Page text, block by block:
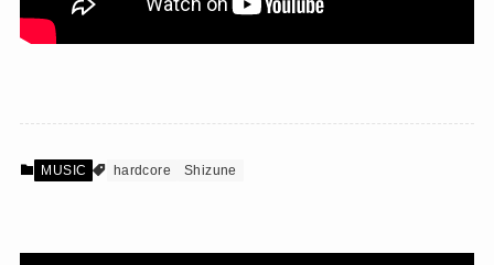
MUSIC hardcore Shizune